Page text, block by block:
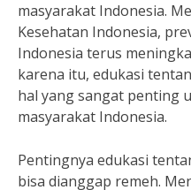
masyarakat Indonesia.
Kesehatan Indonesia,
Indonesia terus
karena itu, edukasi
hal yang sangat penting
masyarakat Indonesia.
Pentingnya edukasi
bisa dianggap remeh.